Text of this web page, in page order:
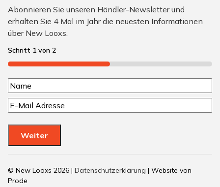
Abonnieren Sie unseren Händler-Newsletter und
erhalten Sie 4 Mal im Jahr die neuesten Informationen
über New Looxs.
Schritt 1 von 2
50%
N
a
m
(
e
r
N
a
m
E
-
M
(
Weiter
© New Looxs 2026 | Datenschutzerklärung | Website von
Prode